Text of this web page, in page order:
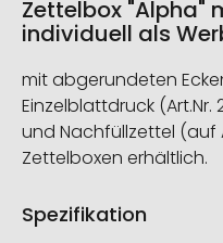
Zettelbox "Alpha"
individuell als
mit abgerundeten
Einzelblattdruck (Art.Nr.
und Nachfüllzettel (auf
Zettelboxen erhältlich.
Spezifikation